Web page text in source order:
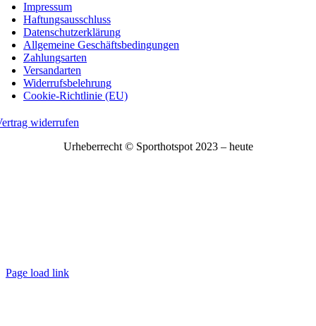
Impressum
Haftungsausschluss
Datenschutzerklärung
Allgemeine Geschäftsbedingungen
Zahlungsarten
Versandarten
Widerrufsbelehrung
Cookie-Richtlinie (EU)
widerrufen
Urheberrecht © Sporthotspot 2023 – heute
Page load link